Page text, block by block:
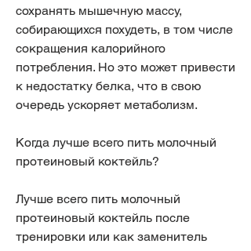
сохранять мышечную массу,
собирающихся похудеть, в том числе
сокращения калорийного
потребления. Но это может привести
к недостатку белка, что в свою
очередь ускоряет метаболизм.
Когда лучше всего пить молочный
протеиновый коктейль?
Лучше всего пить молочный
протеиновый коктейль после
тренировки или как заменитель